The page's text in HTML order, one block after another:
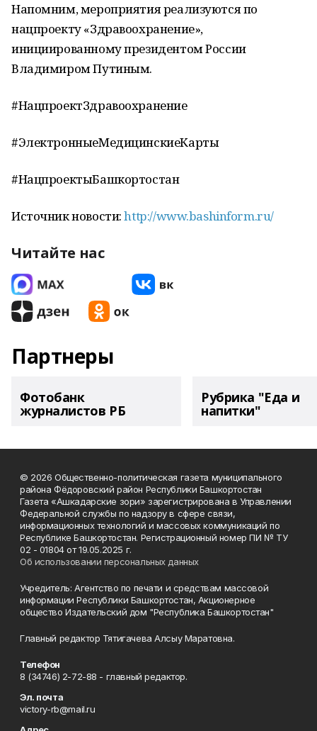
Напомним, мероприятия реализуются по
нацпроекту «Здравоохранение»,
инициированному президентом России
Владимиром Путиным.
#НацпроектЗдравоохранение
#ЭлектронныеМедицинскиеКарты
#НацпроектыБашкортостан
Источник новости:http://www.bashinform.ru/
Читайте нас
Партнеры
Фотобанк
журналистов РБ
Рубрика "Еда и
напитки"
© 2026 Общественно-политическая газета муниципального
района Фёдоровский район Республики Башкортостан
Газета «Ашкадарские зори» зарегистрирована в Управлении
Федеральной службы по надзору в сфере связи,
информационных технологий и массовых коммуникаций по
Республике Башкортостан. Регистрационный номер ПИ № ТУ
02 - 01804 от 19.05.2025 г.
Об использовании персональных данных
Учредитель: Агентство по печати и средствам массовой
информации Республики Башкортостан, Акционерное
общество Издательский дом "Республика Башкортостан"
Главный редактор Тятигачева Алсыу Маратовна.
Телефон
8 (34746) 2-72-88 - главный редактор.
Эл. почта
victory-rb@mail.ru